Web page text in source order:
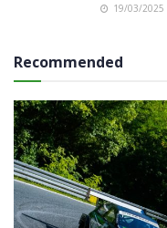
19/03/2025
Recommended